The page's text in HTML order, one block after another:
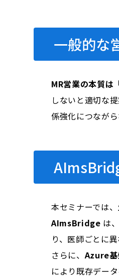
一般的な
MR営業の本質は
しないと適切な
係強化につなが
本セミナーでは
AImsBridge は
り、医師ごとに
さらに、Azure基
により既存デー